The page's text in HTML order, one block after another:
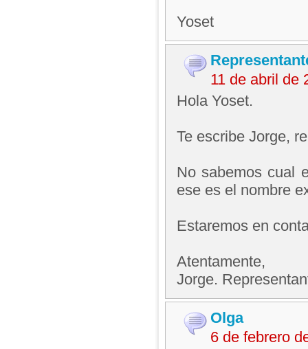
Yoset
11 de abril de
Hola Yoset.
Te escribe Jorge,
No sabemos cual
ese es el nombre
Estaremos en
Atentamente,
Jorge.
Olga
6 de febrero